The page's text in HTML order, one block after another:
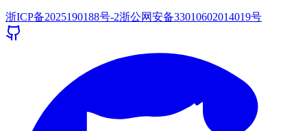
浙ICP备2025190188号-2浙公网安备33010602014019号